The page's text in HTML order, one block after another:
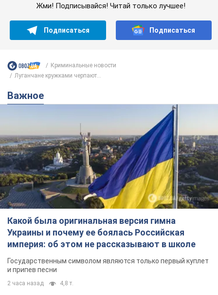
Жми! Подписывайся! Читай только лучшее!
Подписаться Подписаться
Криминальные новости
Луганчане кружками черпают...
Важное
Какой была оригинальная версия гимна
Украины и почему ее боялась Российская
империя: об этом не рассказывают в школе
Государственным символом являются только первый куплет
и припев песни
2 часа назад 4,8 т.